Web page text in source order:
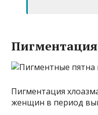
Пигментация
женщин в период